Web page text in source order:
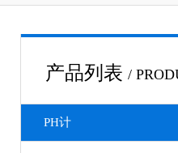
产品列表 /
PH计